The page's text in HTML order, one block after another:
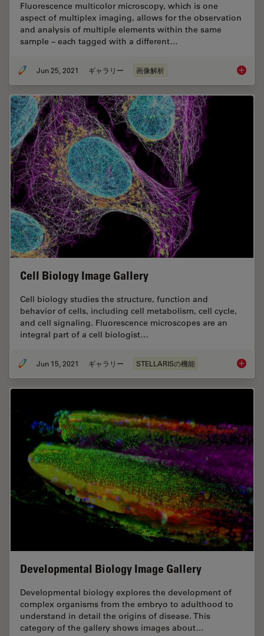
Fluorescence multicolor microscopy, which is one
aspect of multiplex imaging, allows for the observation
and analysis of multiple elements within the same
sample – each tagged with a different…
Jun 25, 2021 ギャラリー 画像解析
Cell Biology Image Gallery
Cell biology studies the structure, function and
behavior of cells, including cell metabolism, cell cycle,
and cell signaling. Fluorescence microscopes are an
integral part of a cell biologist…
Jun 15, 2021 ギャラリー STELLARISの機能 Cell
Developmental Biology Image Gallery
Developmental biology explores the development of
complex organisms from the embryo to adulthood to
understand in detail the origins of disease. This
category of the gallery shows images about…